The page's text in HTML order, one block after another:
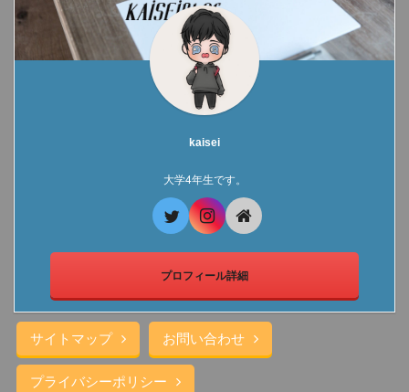
kaisei
大学4年生です。
プロフィール詳細
サイトマップ お問い合わせ
プライバシーポリシー